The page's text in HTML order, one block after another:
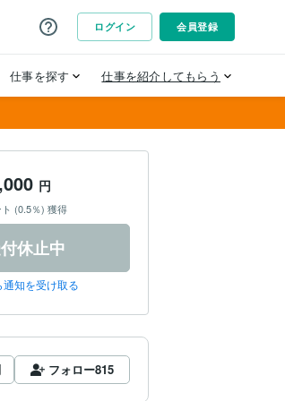
円
(0.5％) 獲得
休止中
知を受け取る
フォロー815